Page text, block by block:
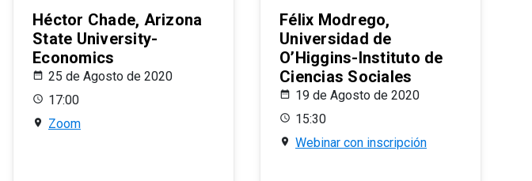
Héctor Chade, Arizona
State University-
Economics
25 de Agosto de 2020
17:00
Zoom
Félix Modrego,
Universidad de
O’Higgins-Instituto de
Ciencias Sociales
19 de Agosto de 2020
15:30
Webinar con inscripción